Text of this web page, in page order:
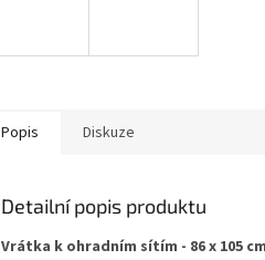
Popis Diskuze
Detailní popis produktu
Vrátka k ohradním sítím - 86 x 105 cm